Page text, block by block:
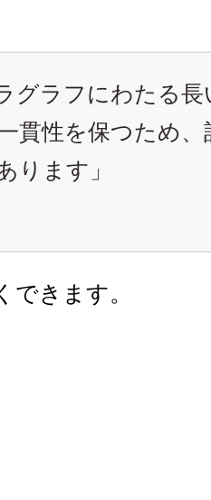
グラフにわたる
貫性を保つため
ります」
できます。